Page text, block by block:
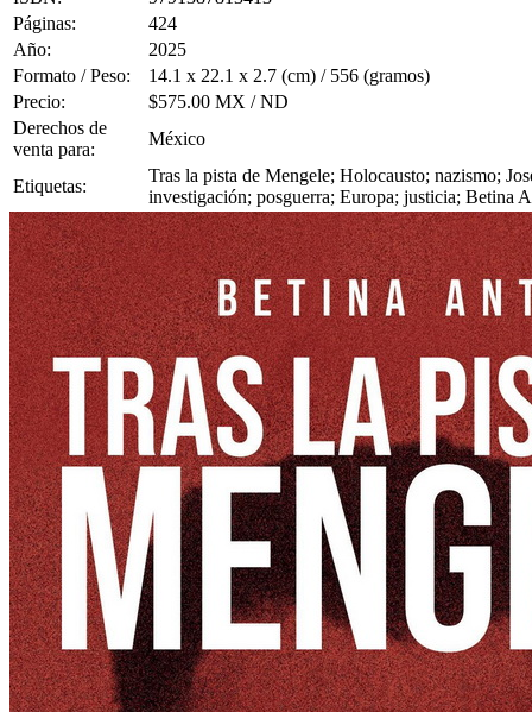
Páginas:
424
Año:
2025
Formato / Peso:
14.1 x 22.1 x 2.7 (cm) / 556 (gramos)
Precio:
$575.00 MX / ND
Derechos de
venta para:
México
Etiquetas:
Tras la pista de Mengele; Holocausto; nazismo;
investigación; posguerra; Europa; justicia; Betina